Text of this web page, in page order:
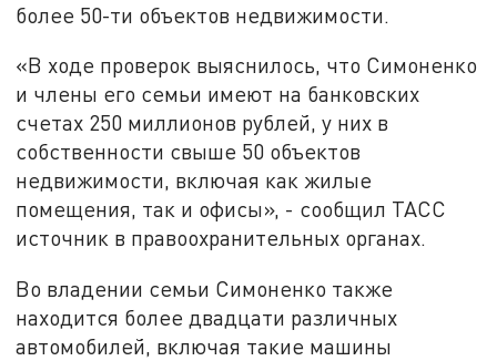
более 50-ти объектов недвижимости.
«В ходе проверок выяснилось, что Симоненко
и члены его семьи имеют на банковских
счетах 250 миллионов рублей, у них в
собственности свыше 50 объектов
недвижимости, включая как жилые
помещения, так и офисы», - сообщил ТАСС
источник в правоохранительных органах.
Во владении семьи Симоненко также
находится более двадцати различных
автомобилей, включая такие машины